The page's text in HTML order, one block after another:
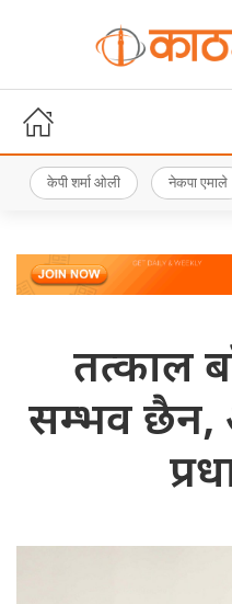
केपी शर्मा ओली नेकपा एमाले
तत्काल
सम्भव छैन,